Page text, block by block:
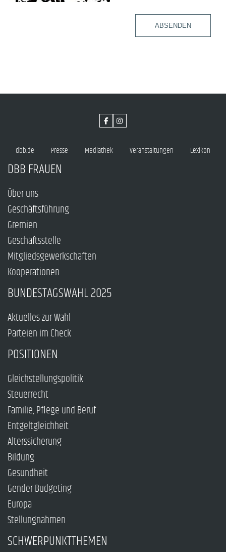
ABSENDEN
dbb.de Presse Mediathek Veranstaltungen Lexikon
DBB FRAUEN
Über uns
Geschäftsführung
Gremien
Geschäftsstelle
Mitgliedsgewerkschaften
Kooperationen
BUNDESTAGSWAHL 2025
Aktuelles zur Wahl
Parteien im Check
POSITIONEN
Gleichstellungspolitik
Steuerrecht
Familie, Pflege und Beruf
Entgeltgleichheit
Alterssicherung
Bildung
Gesundheit
Gender Budgeting
Europa
Stellungnahmen
SCHWERPUNKTTHEMEN